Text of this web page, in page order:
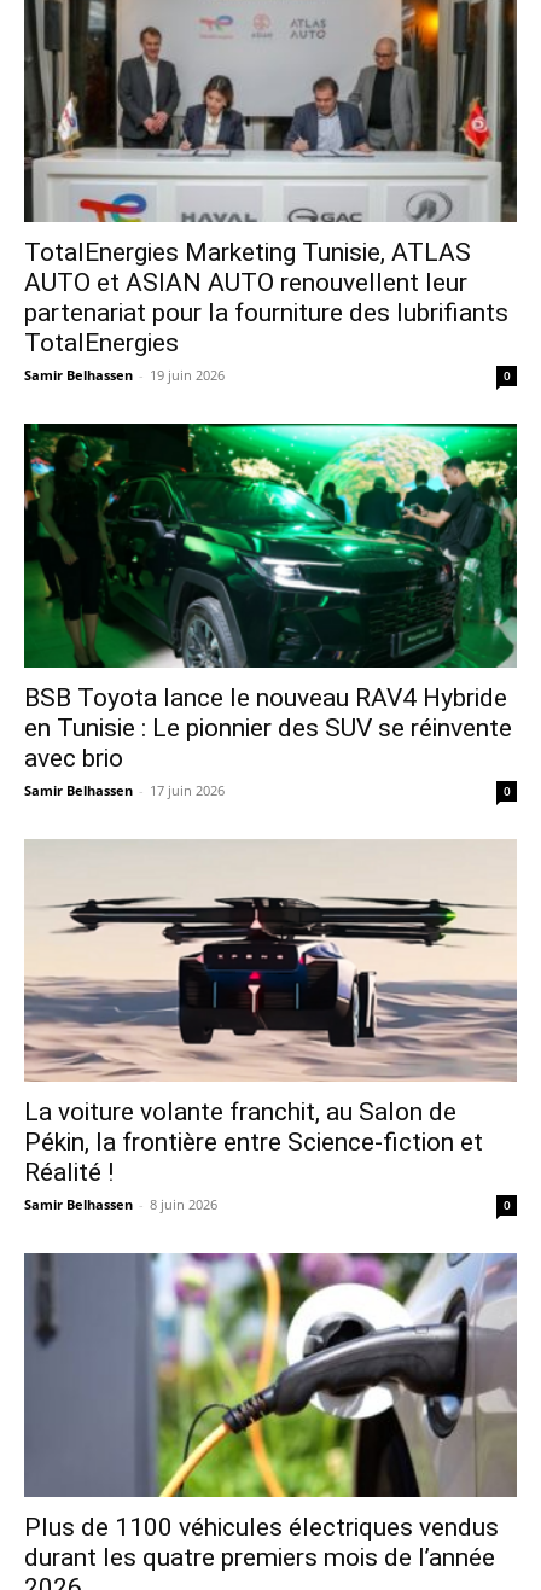
TotalEnergies Marketing Tunisie, ATLAS
AUTO et ASIAN AUTO renouvellent leur
partenariat pour la fourniture des lubrifiants
TotalEnergies
Samir Belhassen - 19 juin 2026 0
​BSB Toyota lance le nouveau RAV4 Hybride
en Tunisie : Le pionnier des SUV se réinvente
avec brio
Samir Belhassen - 17 juin 2026 0
La voiture volante franchit, au Salon de
Pékin, la frontière entre Science-fiction et
Réalité !
Samir Belhassen - 8 juin 2026 0
Plus de 1100 véhicules électriques vendus
durant les quatre premiers mois de l’année